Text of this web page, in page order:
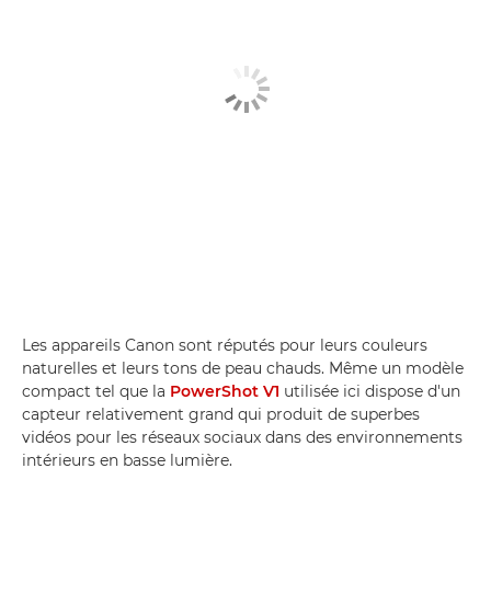
Les appareils Canon sont réputés pour leurs couleurs
naturelles et leurs tons de peau chauds. Même un modèle
compact tel que la PowerShot V1 utilisée ici dispose d'un
capteur relativement grand qui produit de superbes
vidéos pour les réseaux sociaux dans des environnements
intérieurs en basse lumière.